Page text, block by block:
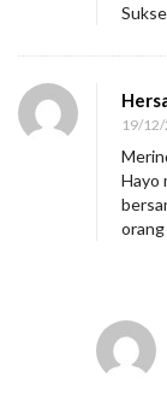
19/12/
Hayo
orang